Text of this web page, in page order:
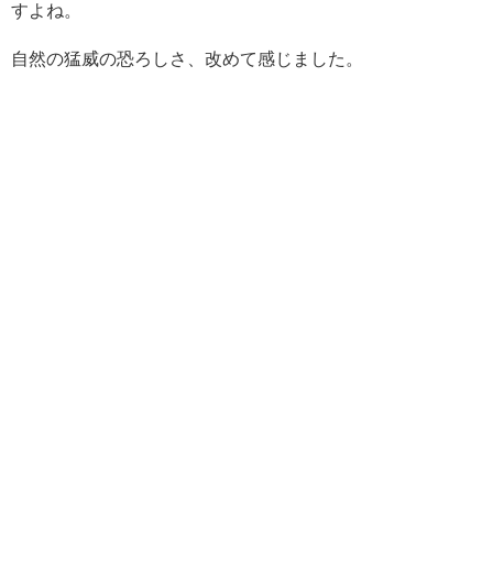
すよね。
自然の猛威の恐ろしさ、改めて感じました。